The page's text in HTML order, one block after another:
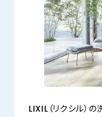
LIXIL（リクシル）